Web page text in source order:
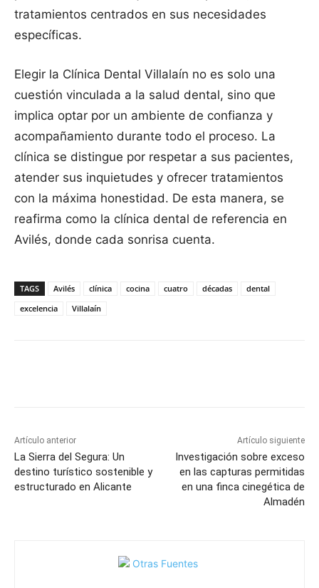
tratamientos centrados en sus necesidades
específicas.
Elegir la Clínica Dental Villalaín no es solo una
cuestión vinculada a la salud dental, sino que
implica optar por un ambiente de confianza y
acompañamiento durante todo el proceso. La
clínica se distingue por respetar a sus pacientes,
atender sus inquietudes y ofrecer tratamientos
con la máxima honestidad. De esta manera, se
reafirma como la clínica dental de referencia en
Avilés, donde cada sonrisa cuenta.
TAGS Avilés clínica cocina cuatro décadas
dental
excelencia
Villalaín
Artículo anterior
La Sierra del Segura: Un
destino turístico sostenible y
estructurado en Alicante
Artículo siguiente
Investigación sobre exceso
en las capturas permitidas
en una finca cinegética de
Almadén